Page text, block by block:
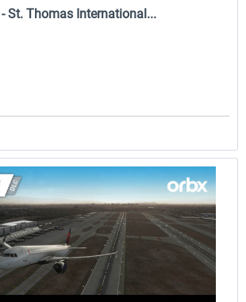
- St. Thomas International...